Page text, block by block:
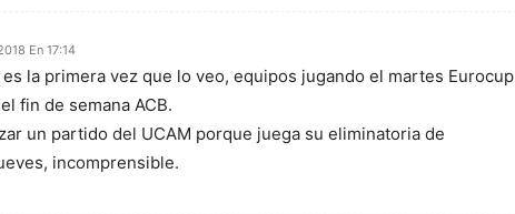
En 17:14
la primera vez que lo veo, equipos jugando el martes Eurocup
fin de semana ACB.
un partido del UCAM porque juega su eliminatoria de
incomprensible.